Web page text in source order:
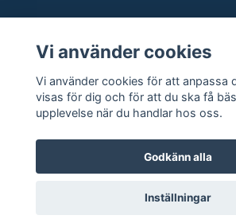
Läs mer
© 2026 JALEO
Vi använder cookies
Vi använder cookies för att anpassa
visas för dig och för att du ska få
upplevelse när du handlar hos oss.
Godkänn alla
Inställningar